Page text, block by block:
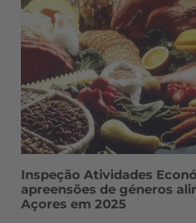
Inspeção Atividades
apreensões de géneros
Açores em 2025